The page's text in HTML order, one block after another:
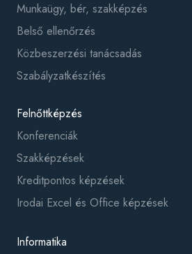
Munkaügy, bér, szakképzés
Belső ellenőrzés
Közbeszerzési tanácsadás
Szabályzatkészítés
Felnőttképzés
Konferenciák
Szakképzések
Kreditpontos képzések
Irodai Excel és Office képzések
Informatika